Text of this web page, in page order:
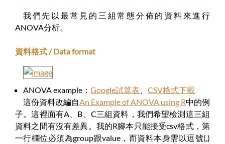
我們先以最常見的三組常態分佈的資料來進行
ANOVA分析。
資料格式 / Data format
ANOVA example： Google試算表
CSV格式下載
這份資料改編自An Example of ANOVA using R中的例
子。這裡面有A、B、C三組資料，我們希望檢測這三組
資料之間有沒有差異。我的R腳本只能接受csv格式，第
一行欄位必須為group跟value，而資料本身需以逗號(,)